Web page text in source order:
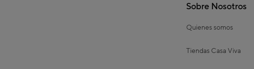
Sobre Nosotros
Quienes somos
Tiendas Casa Viva